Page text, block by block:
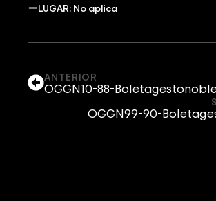
LUGAR: No aplica
ANTERIOR
OGGN10-88-
OGGN99-90-